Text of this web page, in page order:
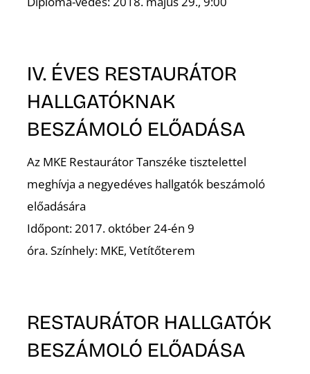
IV. ÉVES RESTAURÁTOR
HALLGATÓKNAK
BESZÁMOLÓ ELŐADÁSA
Az MKE Restaurátor Tanszéke tisztelettel
meghívja a negyedéves hallgatók beszámoló
előadására
Időpont: 2017. október 24-én 9
óra. Színhely: MKE, Vetítőterem
RESTAURÁTOR HALLGATÓK
BESZÁMOLÓ ELŐADÁSA